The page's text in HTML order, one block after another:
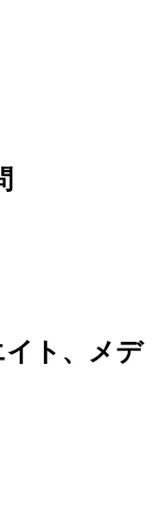
ト、メデ